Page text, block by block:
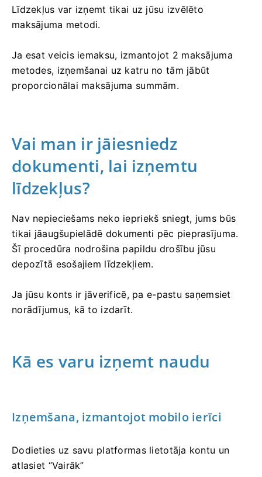
Līdzekļus var izņemt tikai uz jūsu izvēlēto
maksājuma metodi.
Ja esat veicis iemaksu, izmantojot 2 maksājuma
metodes, izņemšanai uz katru no tām jābūt
proporcionālai maksājuma summām.
Vai man ir jāiesniedz
dokumenti, lai izņemtu
līdzekļus?
Nav nepieciešams neko iepriekš sniegt, jums būs
tikai jāaugšupielādē dokumenti pēc pieprasījuma.
Šī procedūra nodrošina papildu drošību jūsu
depozītā esošajiem līdzekļiem.
Ja jūsu konts ir jāverificē, pa e-pastu saņemsiet
norādījumus, kā to izdarīt.
Kā es varu izņemt naudu
Izņemšana, izmantojot mobilo ierīci
Dodieties uz savu platformas lietotāja kontu un
atlasiet “Vairāk”